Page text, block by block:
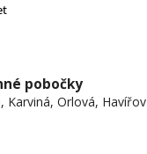
pobočky
Karviná, Orlová, Havířov